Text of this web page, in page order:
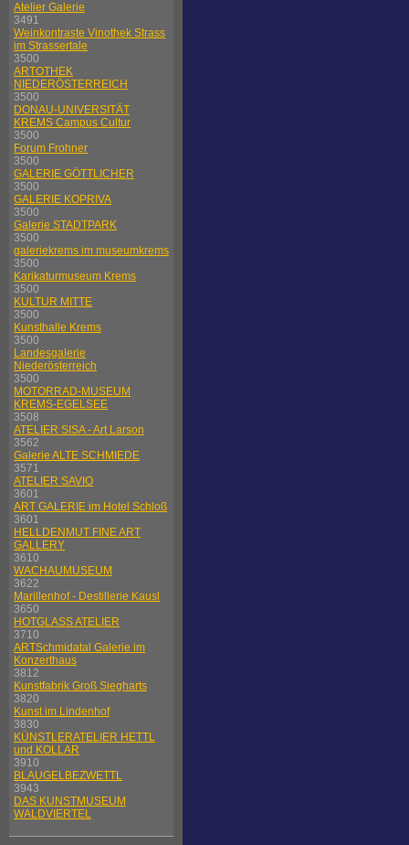
Atelier Galerie
3491
Weinkontraste Vinothek Strass
im Strassertale
3500
ARTOTHEK
NIEDERÖSTERREICH
3500
DONAU-UNIVERSITÄT
KREMS Campus Cultur
3500
Forum Frohner
3500
GALERIE GÖTTLICHER
3500
GALERIE KOPRIVA
3500
Galerie STADTPARK
3500
galeriekrems im museumkrems
3500
Karikaturmuseum Krems
3500
KULTUR MITTE
3500
Kunsthalle Krems
3500
Landesgalerie
Niederösterreich
3500
MOTORRAD-MUSEUM
KREMS-EGELSEE
3508
ATELIER SISA - Art Larson
3562
Galerie ALTE SCHMIEDE
3571
ATELIER SAVIO
3601
ART GALERIE im Hotel Schloß
3601
HELLDENMUT FINE ART
GALLERY
3610
WACHAUMUSEUM
3622
Marillenhof - Destillerie Kausl
3650
HOTGLASS ATELIER
3710
ARTSchmidatal Galerie im
Konzerthaus
3812
Kunstfabrik Groß Siegharts
3820
Kunst im Lindenhof
3830
KÜNSTLERATELIER HETTL
und KOLLAR
3910
BLAUGELBEZWETTL
3943
DAS KUNSTMUSEUM
WALDVIERTEL